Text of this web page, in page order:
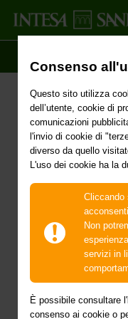
Consenso
Questo sito utilizza
dell’utente, cookie di
comunicazioni
l'invio di cookie di
diverso da quello
L'uso dei cookie ha la
Cliccando
Non
servizi in
È possibile consultare
consenso ai cookie o
a
del